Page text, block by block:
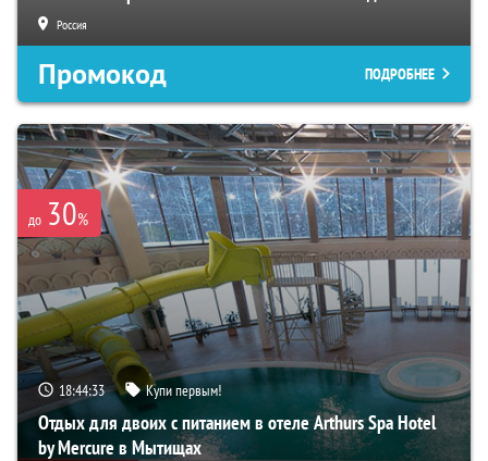
Россия
Промокод ПОДРОБНЕЕ
до 30%
18:44:32 Купи первым!
Отдых для двоих с питанием в отеле Arthurs Spa Hotel
by Mercure в Мытищах